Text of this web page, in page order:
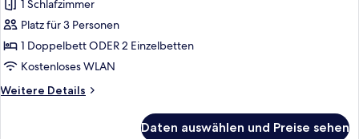
Doppelzimmer,
Balkon
(3
Adults)
1 Schlafzimmer
Platz für 3 Personen
1 Doppelbett ODER 2 Einzelbetten
Kostenloses WLAN
Weitere Details
Weitere
Daten auswählen und Preise sehen